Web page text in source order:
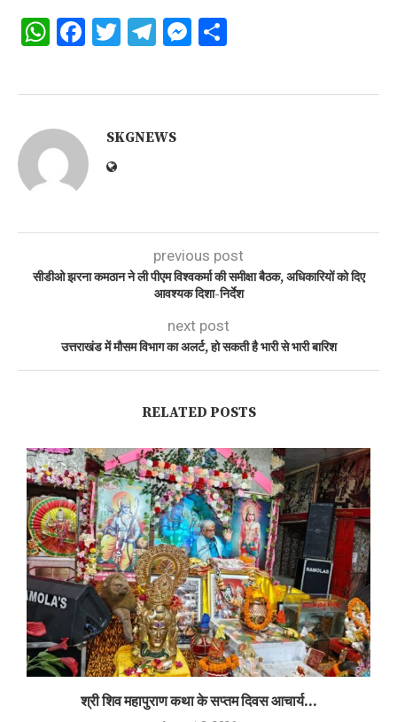
WhatsApp
Facebook
Twitter
Telegram
Messenger
SKGNEWS
previous post
सीडीओ झरना कमठान ने ली पीएम विश्वकर्मा की समीक्षा बैठक, अधिकारियों को दिए
आवश्यक दिशा-निर्देश
next post
उत्तराखंड में मौसम विभाग का अलर्ट, हो सकती है भारी से भारी बारिश
RELATED POSTS
श्री शिव महापुराण कथा के सप्तम दिवस आचार्य...